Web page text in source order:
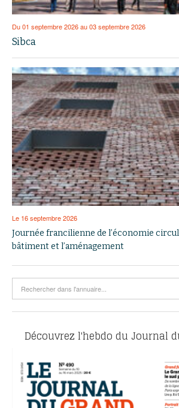
Du 01 septembre 2026 au 03 septembre 2026
Sibca
Le 16 septembre 2026
Journée francilienne de l’économie
bâtiment et l’aménagement
Découvrez l'hebdo du Journal